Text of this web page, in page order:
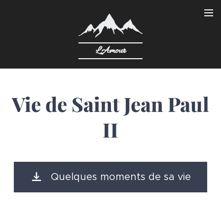
L'Amour
Vie de Saint Jean Paul
II
Quelques moments de sa vie